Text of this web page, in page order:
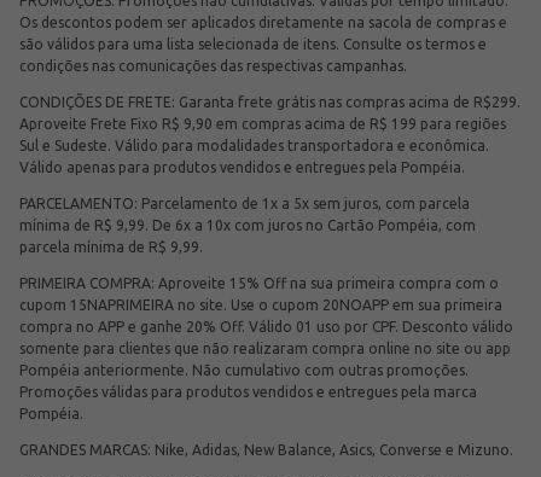
Os descontos podem ser aplicados diretamente na sacola de compras e
são válidos para uma lista selecionada de itens. Consulte os termos e
condições nas comunicações das respectivas campanhas.
CONDIÇÕES DE FRETE: Garanta frete grátis nas compras acima de R$299.
Aproveite Frete Fixo R$ 9,90 em compras acima de R$ 199 para regiões
Sul e Sudeste. Válido para modalidades transportadora e econômica.
Válido apenas para produtos vendidos e entregues pela Pompéia.
PARCELAMENTO: Parcelamento de 1x a 5x sem juros, com parcela
mínima de R$ 9,99. De 6x a 10x com juros no Cartão Pompéia, com
parcela mínima de R$ 9,99.
PRIMEIRA COMPRA: Aproveite 15% Off na sua primeira compra com o
cupom 15NAPRIMEIRA no site. Use o cupom 20NOAPP em sua primeira
compra no APP e ganhe 20% Off. Válido 01 uso por CPF. Desconto válido
somente para clientes que não realizaram compra online no site ou app
Pompéia anteriormente. Não cumulativo com outras promoções.
Promoções válidas para produtos vendidos e entregues pela marca
Pompéia.
GRANDES MARCAS: Nike, Adidas, New Balance, Asics, Converse e Mizuno.